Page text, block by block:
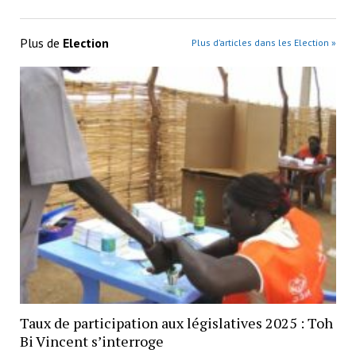
Plus de Election Plus d’articles dans les Election »
Taux de participation aux législatives 2025 : Toh
Bi Vincent s’interroge